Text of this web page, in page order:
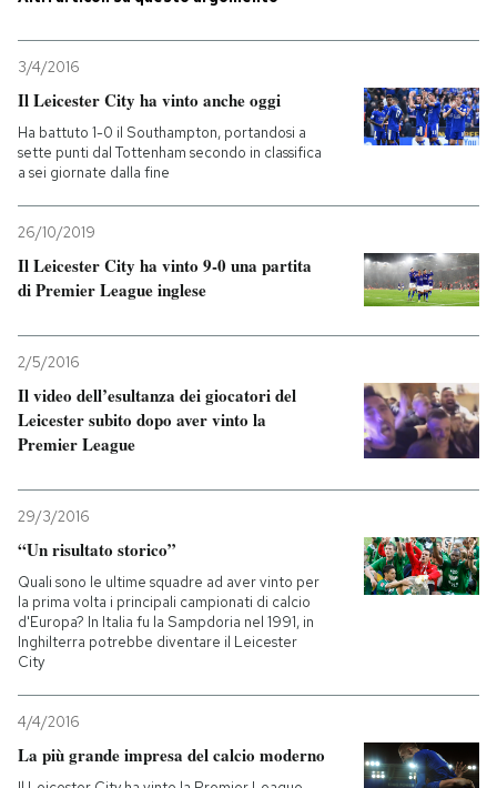
I MIEI PREFERITI
SHOP
AREA PERSONALE
Entra
3/4/2016
Il Leicester City ha vinto anche oggi
Ha battuto 1-0 il Southampton, portandosi a
sette punti dal Tottenham secondo in classifica
a sei giornate dalla fine
26/10/2019
Il Leicester City ha vinto 9-0 una partita
di Premier League inglese
2/5/2016
Il video dell’esultanza dei giocatori del
Leicester subito dopo aver vinto la
Premier League
29/3/2016
“Un risultato storico”
Quali sono le ultime squadre ad aver vinto per
la prima volta i principali campionati di calcio
d'Europa? In Italia fu la Sampdoria nel 1991, in
Inghilterra potrebbe diventare il Leicester
City
4/4/2016
La più grande impresa del calcio moderno